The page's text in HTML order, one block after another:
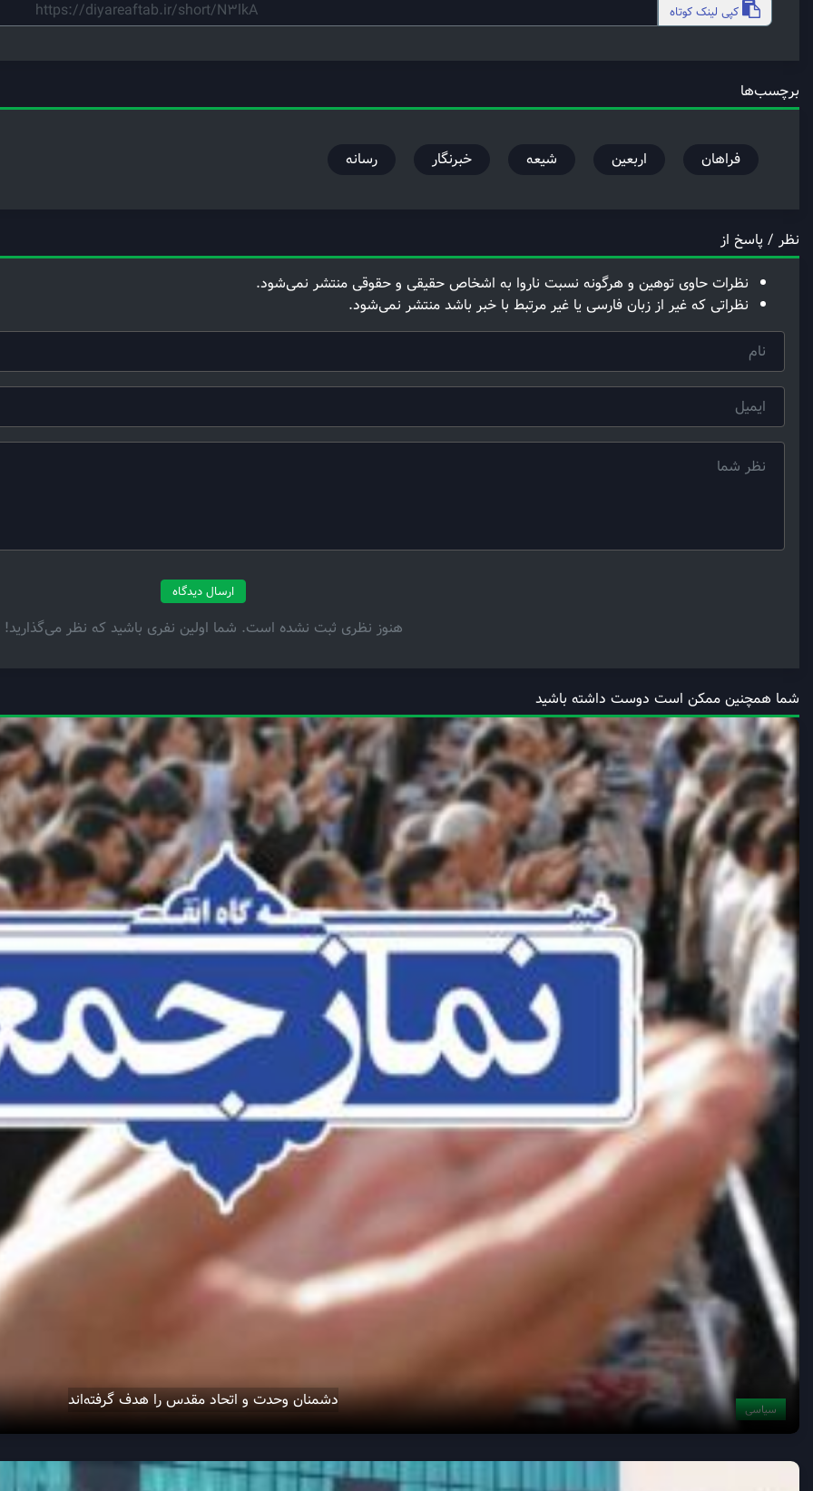
کپی لینک کوتاه
برچسب‌ها
فراهان اربعین شیعه خبرنگار رسانه
نظر / پاسخ از
نظرات حاوی توهین و هرگونه نسبت ناروا به اشخاص حقیقی و حقوقی منتشر نمی‌شود.
نظراتی که غیر از زبان فارسی یا غیر مرتبط با خبر باشد منتشر نمی‌شود.
ارسال دیدگاه
هنوز نظری ثبت نشده است. شما اولین نفری باشید که نظر می‌گذارید!
شما همچنین ممکن است دوست داشته باشید
سیاسی دشمنان وحدت و اتحاد مقدس را هدف گرفته‌اند